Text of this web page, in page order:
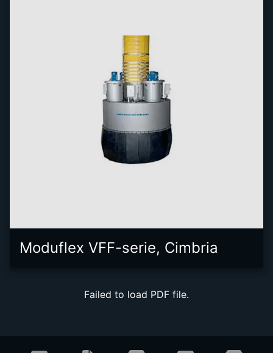
Moduflex VFF-serie, Cimbria
Failed to load PDF file.